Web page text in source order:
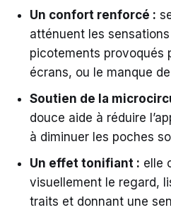
Un confort renforcé :
atténuent les
picotements provoqués
écrans, ou le manque
Soutien de la
douce aide à réduire
à diminuer les poches
Un effet tonifiant : elle
visuellement le regard,
traits et donnant une